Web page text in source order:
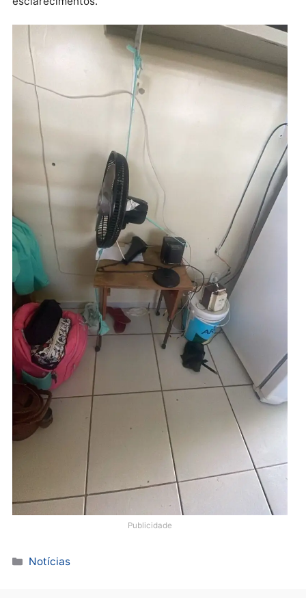
contrato.
Diante da gravidade dos fatos, cresce a pressão
que órgãos como o Ministério Público, Tribunal de
Contas, Tribunal do Trabalho e demais entidades de
fiscalização apurem a situação com rigor. A
de serviços na área da saúde exige não apenas
eficiência, mas também respeito às leis trabalhistas
à dignidade dos profissionais envolvidos.
A reportagem deixa o espaço aberto para
manifestação da empresa Uni SOS e da Sesau para
esclarecimentos.